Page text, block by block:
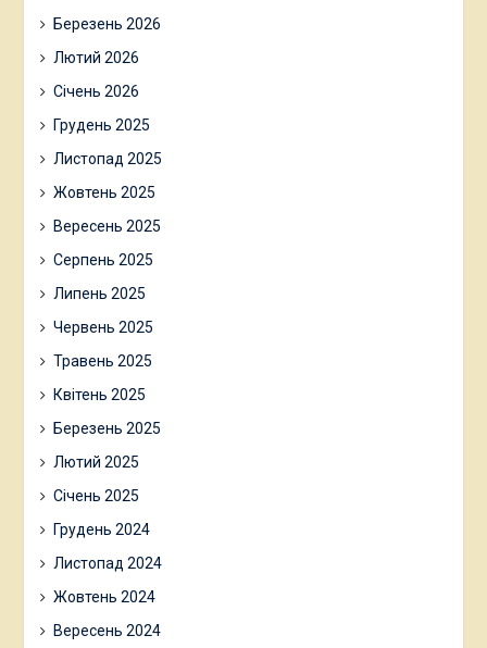
Березень 2026
Лютий 2026
Січень 2026
Грудень 2025
Листопад 2025
Жовтень 2025
Вересень 2025
Серпень 2025
Липень 2025
Червень 2025
Травень 2025
Квітень 2025
Березень 2025
Лютий 2025
Січень 2025
Грудень 2024
Листопад 2024
Жовтень 2024
Вересень 2024